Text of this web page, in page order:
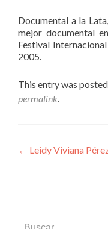
Documental a la
mejor documental
Festival
2005.
This entry was
permalink.
← Leidy Viviana